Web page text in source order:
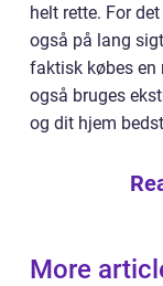
helt rette. For
også på lang
faktisk købes en
også bruges
og dit hjem
More